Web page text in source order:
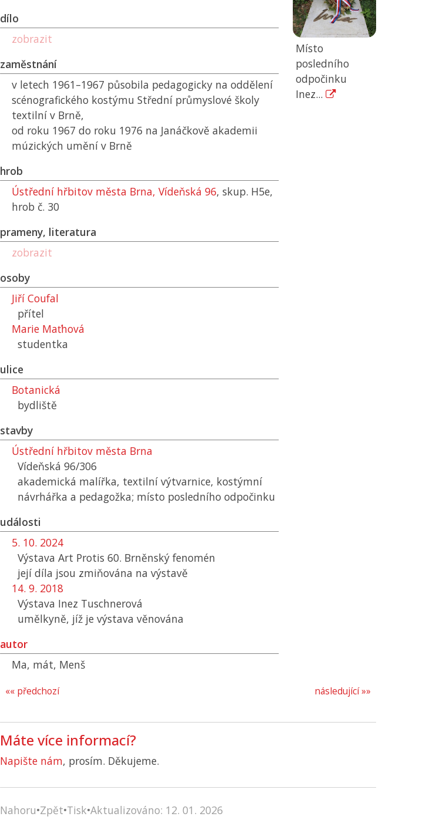
dílo
zobrazit
zaměstnání
v letech 1961–1967 působila pedagogicky na oddělení
scénografického kostýmu Střední průmyslové školy
textilní v Brně,
od roku 1967 do roku 1976 na Janáčkově akademii
múzických umění v Brně
hrob
Ústřední hřbitov města Brna, Vídeňská 96, skup. H5e,
hrob č. 30
prameny, literatura
zobrazit
osoby
Jiří Coufal
přítel
Marie Maťhová
studentka
ulice
Botanická
bydliště
stavby
Ústřední hřbitov města Brna
Vídeňská 96/306
akademická malířka, textilní výtvarnice, kostýmní
návrhářka a pedagožka; místo posledního odpočinku
události
5. 10. 2024
Výstava Art Protis 60. Brněnský fenomén
její díla jsou zmiňována na výstavě
14. 9. 2018
Výstava Inez Tuschnerová
umělkyně, jíž je výstava věnována
autor
Ma, mát, Menš
Místo
posledního
odpočinku
Inez...
následující »»
«« předchozí
Máte více informací?
Napište nám, prosím. Děkujeme.
Nahoru•Zpět•Tisk•Aktualizováno: 12. 01. 2026